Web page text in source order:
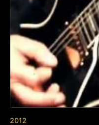
2012